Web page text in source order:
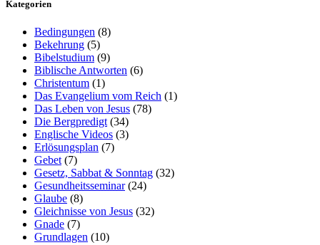
Kategorien
Bedingungen (8)
Bekehrung (5)
Bibelstudium (9)
Biblische Antworten (6)
Christentum (1)
Das Evangelium vom Reich (1)
Das Leben von Jesus (78)
Die Bergpredigt (34)
Englische Videos (3)
Erlösungsplan (7)
Gebet (7)
Gesetz, Sabbat & Sonntag (32)
Gesundheitsseminar(24)
Glaube (8)
Gleichnisse von Jesus (32)
Gnade (7)
Grundlagen (10)